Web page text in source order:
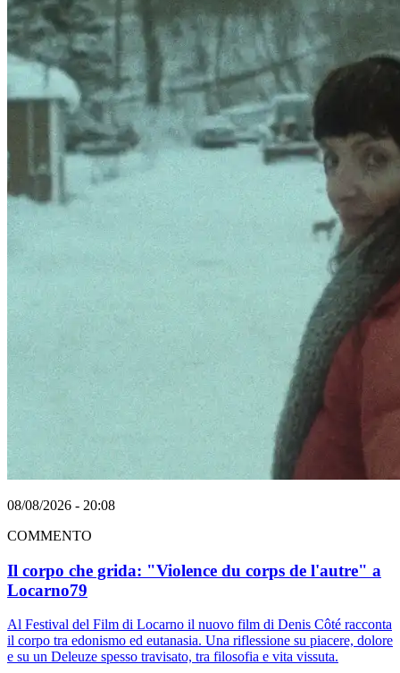
08/08/2026 - 20:08
COMMENTO
Il corpo che grida: "Violence du corps de l'autre" a
Locarno79
Al Festival del Film di Locarno il nuovo film di Denis Côté racconta
il corpo tra edonismo ed eutanasia. Una riflessione su piacere, dolore
e su un Deleuze spesso travisato, tra filosofia e vita vissuta.